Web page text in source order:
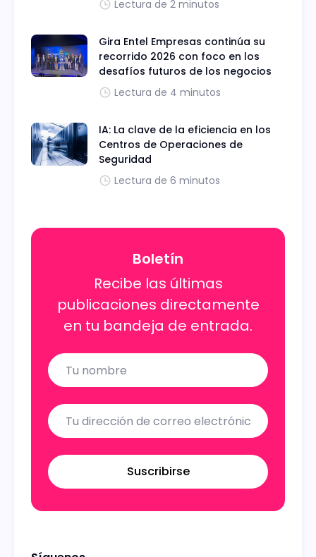
Lectura de 2 minutos
Gira Entel Empresas continúa su
recorrido 2026 con foco en los
desafíos futuros de los negocios
Lectura de 4 minutos
IA: La clave de la eficiencia en los
Centros de Operaciones de
Seguridad
Lectura de 6 minutos
Boletín
Recibe las últimas
publicaciones directamente
en tu bandeja de entrada.
Name
Email
Suscribirse